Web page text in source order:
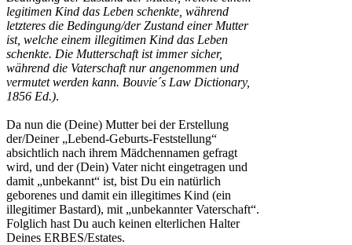
legitimen Kind das Leben schenkte, während
letzteres die Bedingung/der Zustand einer Mutter
ist, welche einem illegitimen Kind das Leben
schenkte. Die Mutterschaft ist immer sicher,
während die Vaterschaft nur angenommen und
vermutet werden kann. Bouvie´s Law Dictionary,
1856 Ed.).
Da nun die (Deine) Mutter bei der Erstellung
der/Deiner „Lebend-Geburts-Feststellung“
absichtlich nach ihrem Mädchennamen gefragt
wird, und der (Dein) Vater nicht eingetragen und
damit „unbekannt“ ist, bist Du ein natürlich
geborenes und damit ein illegitimes Kind (ein
illegitimer Bastard), mit „unbekannter Vaterschaft“.
Folglich hast Du auch keinen elterlichen Halter
Deines ERBES/Estates.